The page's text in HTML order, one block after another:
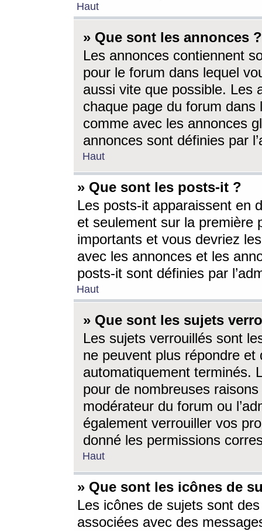
Haut
» Que sont les annonces ?
Les annonces contiennent
pour le forum dans lequel
aussi vite que possible. Les
chaque page du forum dans
comme avec les annonces
annonces sont définies par
Haut
» Que sont les posts-it ?
Les posts-it apparaissent en
et seulement sur la première
importants et vous devriez
avec les annonces et les
posts-it sont définies par
Haut
» Que sont les sujets
Les sujets verrouillés sont
ne peuvent plus répondre
automatiquement terminés.
pour de nombreuses
modérateur du forum ou
également verrouiller vos
donné les permissions
Haut
» Que sont les icônes de
Les icônes de sujets sont
associées avec des